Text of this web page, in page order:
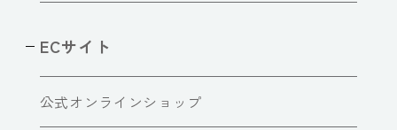
ECサイト
公式オンラインショップ